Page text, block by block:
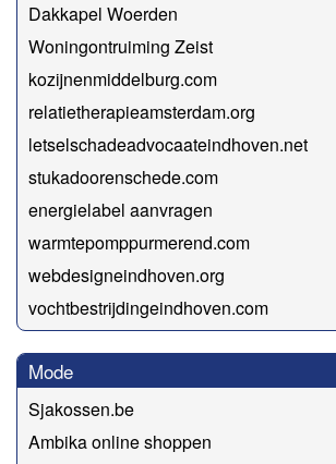
Dakkapel Woerden
Woningontruiming Zeist
kozijnenmiddelburg.com
relatietherapieamsterdam.org
letselschadeadvocaateindhoven.net
stukadoorenschede.com
energielabel aanvragen
warmtepomppurmerend.com
webdesigneindhoven.org
vochtbestrijdingeindhoven.com
Mode
Sjakossen.be
Ambika online shoppen